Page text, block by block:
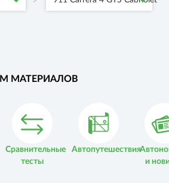
МАТЕРИАЛОВ
Сравнительные
тесты
Автопутешествия
и